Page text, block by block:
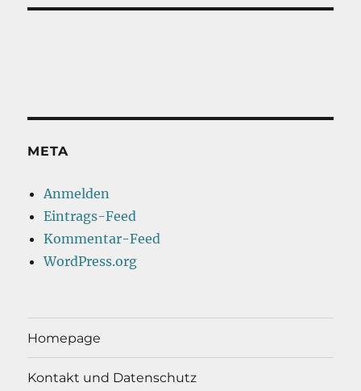
META
Anmelden
Eintrags-Feed
Kommentar-Feed
WordPress.org
Homepage
Kontakt und Datenschutz